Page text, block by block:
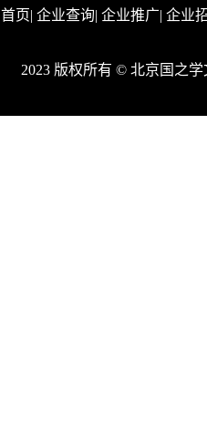
首页| 企业查询| 企业推广| 企业
2023 版权所有 © 北京国之